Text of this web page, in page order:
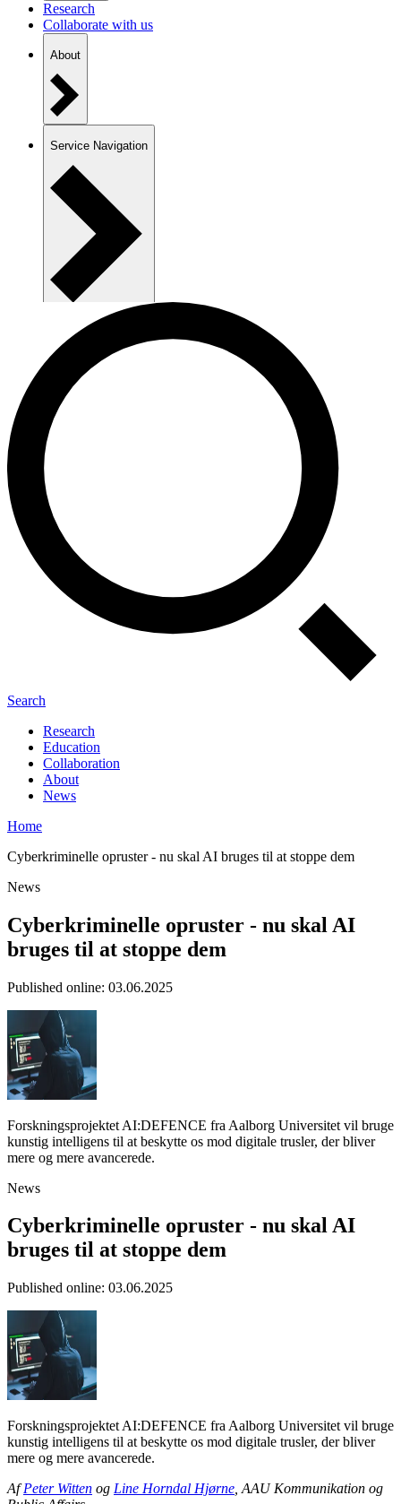
Research
Collaborate with us
About
Service Navigation
Search
Research
Education
Collaboration
About
News
Home
Cyberkriminelle opruster - nu skal AI bruges til at stoppe dem
News
Cyberkriminelle opruster - nu skal AI
bruges til at stoppe dem
Published online: 03.06.2025
Forskningsprojektet AI:DEFENCE fra Aalborg Universitet vil bruge
kunstig intelligens til at beskytte os mod digitale trusler, der bliver
mere og mere avancerede.
News
Cyberkriminelle opruster - nu skal AI
bruges til at stoppe dem
Published online: 03.06.2025
Forskningsprojektet AI:DEFENCE fra Aalborg Universitet vil bruge
kunstig intelligens til at beskytte os mod digitale trusler, der bliver
mere og mere avancerede.
AfPeter Witten og Line Horndal Hjørne , AAU Kommunikation og